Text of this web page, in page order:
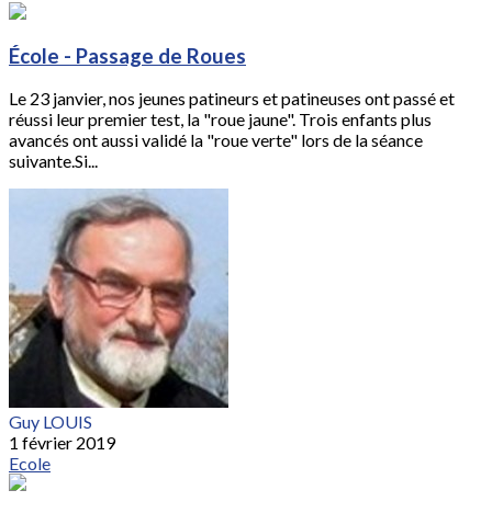
École - Passage de Roues
Le 23 janvier, nos jeunes patineurs et patineuses ont passé et
réussi leur premier test, la "roue jaune". Trois enfants plus
avancés ont aussi validé la "roue verte" lors de la séance
suivante.Si...
Guy LOUIS
1 février 2019
Ecole